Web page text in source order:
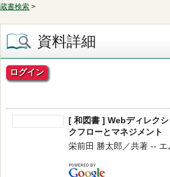
蔵書検索 >
資料詳細
ログイン
[ 和図書 ] Webディレク
クフローとマネジメント
栄前田 勝太郎／共著 --